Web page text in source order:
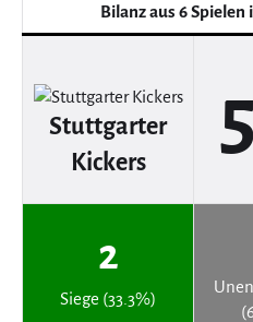
Bilanz aus 6
Stuttgarter
Kickers
2
Siege (33.3%)